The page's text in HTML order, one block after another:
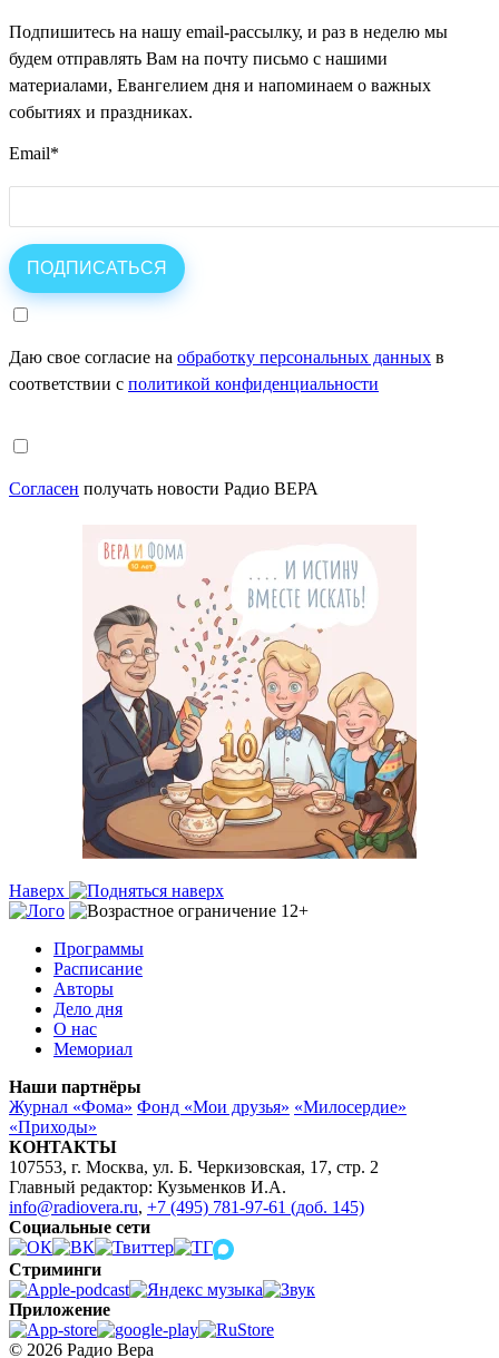
Подпишитесь на нашу email-рассылку, и раз в неделю мы
будем отправлять Вам на почту письмо с нашими
материалами, Евангелием дня и напоминаем о важных
событиях и праздниках.
Email*
Даю свое согласие на обработку персональных данных в
соответствии с политикой конфиденциальности
Согласен получать новости Радио ВЕРА
Наверх
Программы
Расписание
Авторы
Дело дня
О нас
Мемориал
Наши партнёры
Журнал «Фома» Фонд «Мои друзья» «Милосердие»
«Приходы»
КОНТАКТЫ
107553, г. Москва, ул. Б. Черкизовская, 17, стр. 2
Главный редактор: Кузьменков И.А.
info@radiovera.ru, +7 (495) 781-97-61 (доб. 145)
Социальные сети
Стриминги
Приложение
© 2026 Радио Вера